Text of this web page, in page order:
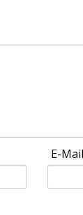
E-Mail